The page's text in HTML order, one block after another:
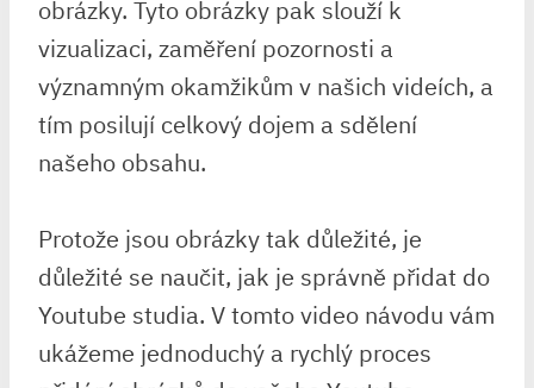
obrázky. Tyto obrázky pak slouží k
vizualizaci, zaměření pozornosti a
významným okamžikům v našich videích, a
tím posilují celkový dojem a sdělení
našeho obsahu.
Protože jsou obrázky tak důležité, je
důležité se naučit, jak je správně přidat do
Youtube studia. V tomto video návodu vám
ukážeme jednoduchý a rychlý proces